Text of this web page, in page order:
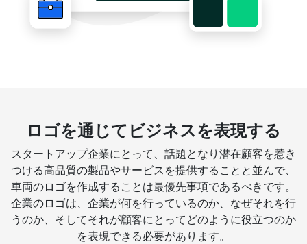
ロゴを通じてビジネスを表現する
スタートアップ企業にとって、話題となり潜在顧客を惹き
つける高品質の製品やサービスを提供することと並んで、
車両のロゴを作成することは最優先事項であるべきです。
企業のロゴは、企業が何を行っているのか、なぜそれを行
うのか、そしてそれが顧客にとってどのように役立つのか
を表現できる必要があります。